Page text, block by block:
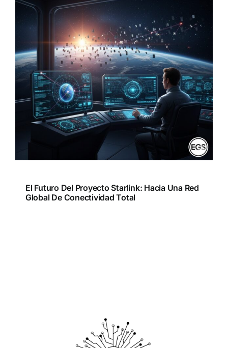
El Futuro Del Proyecto Starlink: Hacia Una Red
Global De Conectividad Total